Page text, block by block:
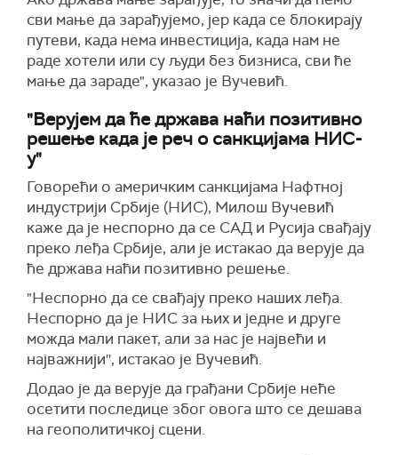
сви мање да зарађујемо, јер када се блокирају
путеви, када нема инвестиција, када нам не
раде хотели или су људи без бизниса, сви ће
мање да зараде", указао је Вучевић.
"Верујем да ће држава наћи позитивно
решење када је реч о санкцијама НИС-
у"
Говорећи о америчким санкцијама Нафтној
индустрији Србије (НИС), Милош Вучевић
каже да је неспорно да се САД и Русија свађају
преко леђа Србије, али је истакао да верује да
ће држава наћи позитивно решење.
"Неспорно да се свађају преко наших леђа.
Неспорно да је НИС за њих и једне и друге
можда мали пакет, али за нас је највећи и
најважнији'', истакао је Вучевић.
Додао је да верује да грађани Србије неће
осетити последице због овога што се дешава
на геополитичкој сцени.